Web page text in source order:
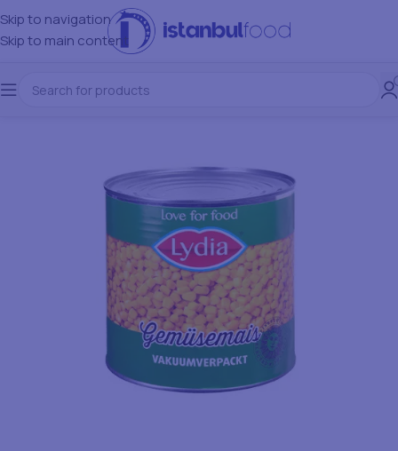
Skip to navigation
Skip to main content